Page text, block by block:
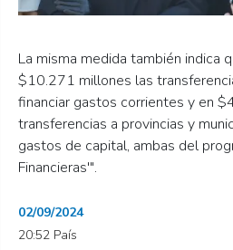
La misma medida también indica
$10.271 millones las
financiar gastos corrientes y en
transferencias a provincias y
gastos de capital, ambas del
Financieras'".
02/09/2024
20:52 País